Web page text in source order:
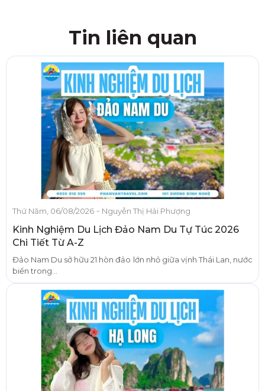
Tin liên quan
Thứ Năm, 06/08/2026 - Nguyễn Thị Hải Phượng
Kinh Nghiệm Du Lịch Đảo Nam Du Tự Túc 2026
Chi Tiết Từ A-Z
Đảo Nam Du sở hữu 21 hòn đảo lớn nhỏ giữa vịnh Thái Lan, nước
biển trong...